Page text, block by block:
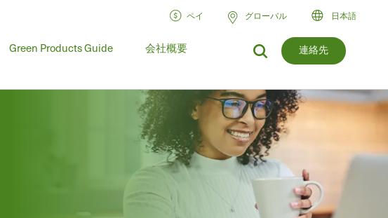
連絡先
Green Products Guide 会社概要
ペイ グローバル 日本語